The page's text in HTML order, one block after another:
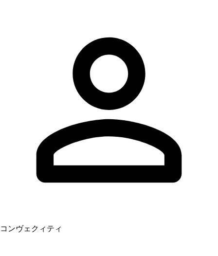
コンヴェクィティ